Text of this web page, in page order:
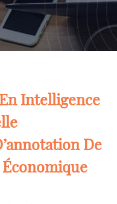
Intelligence
De